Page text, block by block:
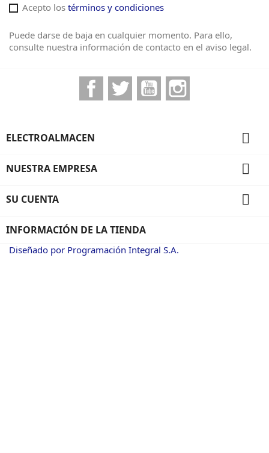
Acepto los términos y condiciones
Puede darse de baja en cualquier momento. Para ello,
consulte nuestra información de contacto en el aviso legal.
FacebookTwitter YouTube
ELECTROALMACEN 
NUESTRA EMPRESA 
SU CUENTA 
INFORMACIÓN DE LA TIENDA
Diseñado por Programación Integral S.A.